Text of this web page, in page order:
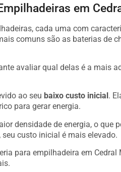
em
cada uma com
comuns são as baterias de
avaliar qual delas é a mais
ao seu baixo custo inicial .
para gerar energia.
densidade de energia, o que
custo inicial é mais elevado.
para empilhadeira em Cedral